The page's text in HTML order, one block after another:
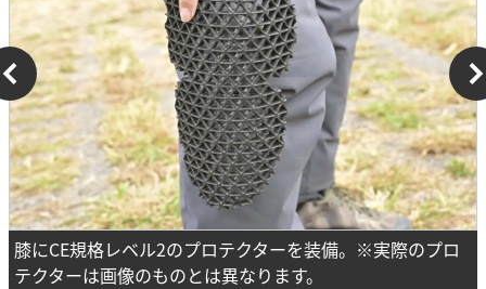
膝にCE規格レベル2のプロテクターを装備。※実際のプロ
テクターは画像のものとは異なります。